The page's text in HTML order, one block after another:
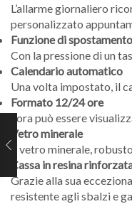
L’allarme giornaliero
personalizzato
Funzione di
Con la pressione di un
Calendario automatico
Una volta impostato, il
Formato 12/24 ore
L’ora può essere
Vetro minerale
Il vetro minerale,
Cassa in resina
Grazie alla sua
resistente agli sbalzi e